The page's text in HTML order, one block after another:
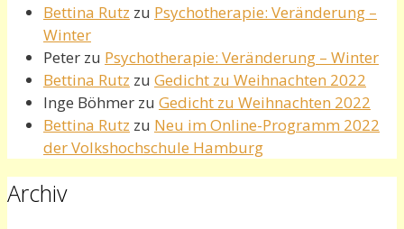
Bettina Rutz zu Psychotherapie: Veränderung –
Winter
Peter zu Psychotherapie: Veränderung – Winter
Bettina Rutz zu Gedicht zu Weihnachten 2022
Inge Böhmer zu Gedicht zu Weihnachten 2022
Bettina Rutz zu Neu im Online-Programm 2022
der Volkshochschule Hamburg
Archiv